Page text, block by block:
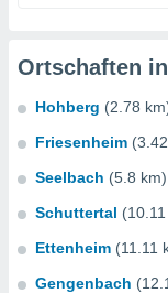
Ortschaften
Hohberg (2.78
Friesenheim
Seelbach (5.8 km)
Schuttertal
Ettenheim (11.11
Gengenbach